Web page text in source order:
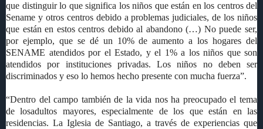
que distinguir lo que significa los niños que están en los centros del
Sename y otros centros debido a problemas judiciales, de los niños
que están en estos centros debido al abandono (…) No puede ser,
por ejemplo, que se dé un 10% de aumento a los hogares del
SENAME atendidos por el Estado, y el 1% a los niños que son
atendidos por instituciones privadas. Los niños no deben ser
discriminados y eso lo hemos hecho presente con mucha fuerza”.
“Dentro del campo también de la vida nos ha preocupado el tema
de losadultos mayores, especialmente de los que están en las
residencias. La Iglesia de Santiago, a través de experiencias que